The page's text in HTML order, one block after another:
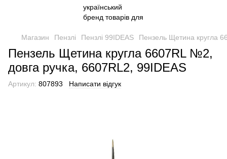
Магазин Пензлі Пензлі 99IDEAS Пензель Щетина кругла
Пензель Щетина кругла 6607RL №2,
довга ручка, 6607RL2, 99IDEAS
Артикул: 807893 Написати відгук